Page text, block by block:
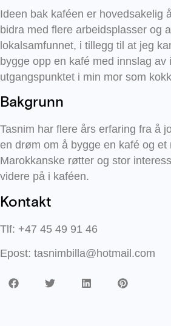
Ideen bak kaféen er hovedsakelig
bidra med flere arbeidsplasser og
lokalsamfunnet, i tillegg til at jeg
bygge opp en kafé med innslag
utgangspunktet i min mor som
Bakgrunn
Tasnim har flere års erfaring fra å
en drøm om å bygge en kafé og
Marokkanske røtter og stor
videre på i kaféen.
Kontakt
Tlf: +47 45 49 91 46
Epost: tasnimbilla@hotmail.com